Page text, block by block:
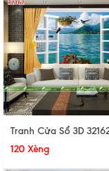
Tranh Cửa Sổ 3D
120 Xèng